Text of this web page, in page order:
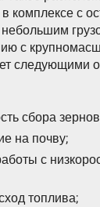
в комплексе с
с
следующими
сбора
на почву;
с
топлива;